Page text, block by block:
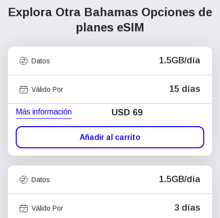
Explora Otra Bahamas Opciones de
planes eSIM
Datos 1.5GB/día
Válido Por 15 días
Más información USD 69
Añadir al carrito
Datos 1.5GB/día
Válido Por 3 días